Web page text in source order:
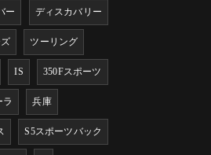
ー ディスカバリー
ツーリング
IS 350Fスポーツ
ラ 兵庫
S5スポーツバック